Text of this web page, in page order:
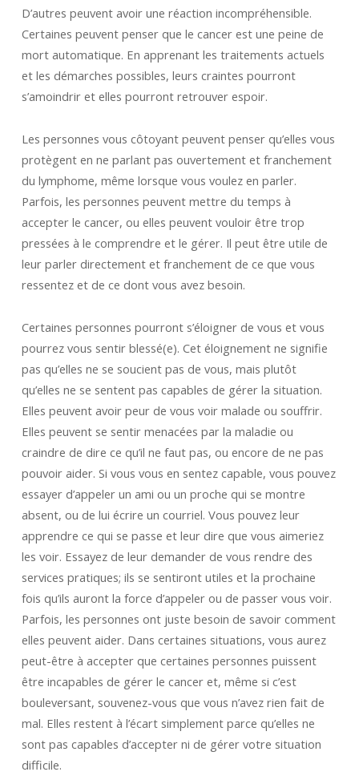
D’autres peuvent avoir une réaction incompréhensible.
Certaines peuvent penser que le cancer est une peine de
mort automatique. En apprenant les traitements actuels
et les démarches possibles, leurs craintes pourront
s’amoindrir et elles pourront retrouver espoir.
Les personnes vous côtoyant peuvent penser qu’elles vous
protègent en ne parlant pas ouvertement et franchement
du lymphome, même lorsque vous voulez en parler.
Parfois, les personnes peuvent mettre du temps à
accepter le cancer, ou elles peuvent vouloir être trop
pressées à le comprendre et le gérer. Il peut être utile de
leur parler directement et franchement de ce que vous
ressentez et de ce dont vous avez besoin.
Certaines personnes pourront s’éloigner de vous et vous
pourrez vous sentir blessé(e). Cet éloignement ne signifie
pas qu’elles ne se soucient pas de vous, mais plutôt
qu’elles ne se sentent pas capables de gérer la situation.
Elles peuvent avoir peur de vous voir malade ou souffrir.
Elles peuvent se sentir menacées par la maladie ou
craindre de dire ce qu’il ne faut pas, ou encore de ne pas
pouvoir aider. Si vous vous en sentez capable, vous pouvez
essayer d’appeler un ami ou un proche qui se montre
absent, ou de lui écrire un courriel. Vous pouvez leur
apprendre ce qui se passe et leur dire que vous aimeriez
les voir. Essayez de leur demander de vous rendre des
services pratiques; ils se sentiront utiles et la prochaine
fois qu’ils auront la force d’appeler ou de passer vous voir.
Parfois, les personnes ont juste besoin de savoir comment
elles peuvent aider. Dans certaines situations, vous aurez
peut-être à accepter que certaines personnes puissent
être incapables de gérer le cancer et, même si c’est
bouleversant, souvenez-vous que vous n’avez rien fait de
mal. Elles restent à l’écart simplement parce qu’elles ne
sont pas capables d’accepter ni de gérer votre situation
difficile.